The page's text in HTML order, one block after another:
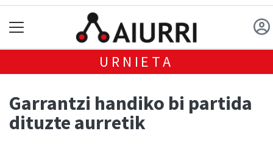
URNIETA
Garrantzi handiko bi partida
dituzte aurretik